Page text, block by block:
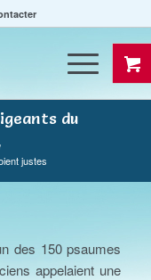
du
justes
des 150 psaumes
appelaient une